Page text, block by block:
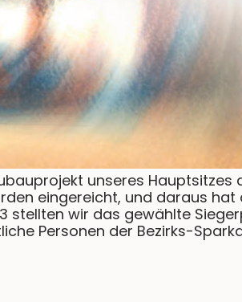
unseres Hauptsitzes
eingereicht, und daraus hat
stellten wir das gewählte
Personen der Bezirks-